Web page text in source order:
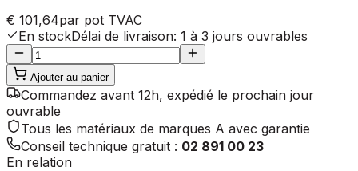
€ 101,64par pot TVAC
En stockDélai de livraison: 1 à 3 jours ouvrables
Ajouter au panier
Commandez avant 12h, expédié le prochain jour
ouvrable
Tous les matériaux de marques A avec garantie
Conseil technique gratuit : 02 891 00 23
En relation